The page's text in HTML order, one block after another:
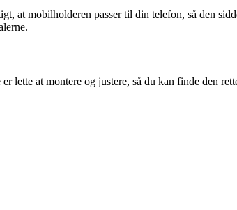
at mobilholderen passer til din telefon, så den
at montere og justere, så du kan finde den